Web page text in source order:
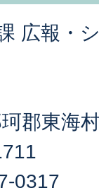
広報・
郡東海
0317